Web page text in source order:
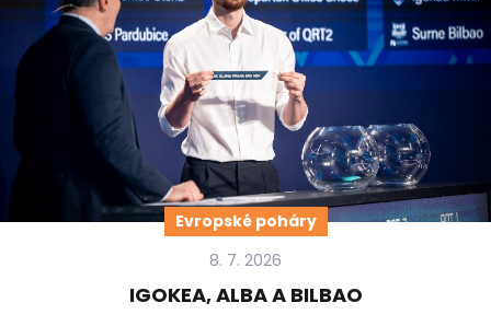
Evropské poháry
8. 7. 2026
IGOKEA, ALBA A BILBAO